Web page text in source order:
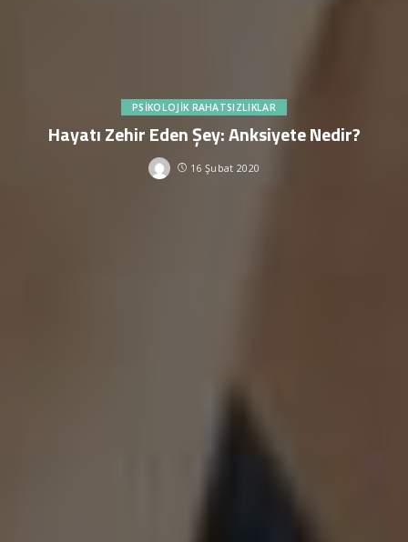
PSIKOLOJIK RAHATSIZLIKLAR
Hayatı Zehir Eden Şey: Anksiyete Nedir?
16 Şubat 2020